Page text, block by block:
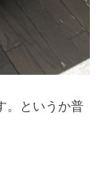
。というか普